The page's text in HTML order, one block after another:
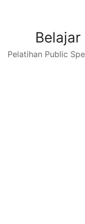
Pelatihan Public